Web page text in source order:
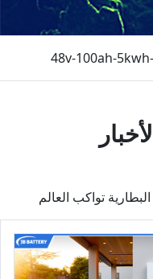
تواكب العالم